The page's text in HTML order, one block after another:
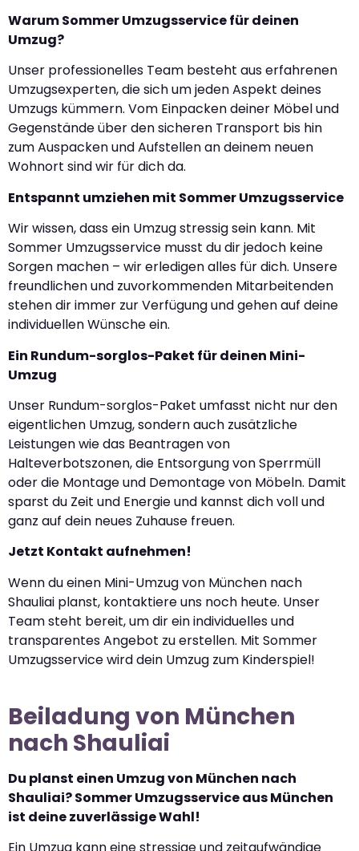
Warum Sommer Umzugsservice für deinen
Umzug?
Unser professionelles Team besteht aus erfahrenen
Umzugsexperten, die sich um jeden Aspekt deines
Umzugs kümmern. Vom Einpacken deiner Möbel und
Gegenstände über den sicheren Transport bis hin
zum Auspacken und Aufstellen an deinem neuen
Wohnort sind wir für dich da.
Entspannt umziehen mit Sommer Umzugsservice
Wir wissen, dass ein Umzug stressig sein kann. Mit
Sommer Umzugsservice musst du dir jedoch keine
Sorgen machen – wir erledigen alles für dich. Unsere
freundlichen und zuvorkommenden Mitarbeitenden
stehen dir immer zur Verfügung und gehen auf deine
individuellen Wünsche ein.
Ein Rundum-sorglos-Paket für deinen Mini-
Umzug
Unser Rundum-sorglos-Paket umfasst nicht nur den
eigentlichen Umzug, sondern auch zusätzliche
Leistungen wie das Beantragen von
Halteverbotszonen, die Entsorgung von Sperrmüll
oder die Montage und Demontage von Möbeln. Damit
sparst du Zeit und Energie und kannst dich voll und
ganz auf dein neues Zuhause freuen.
Jetzt Kontakt aufnehmen!
Wenn du einen Mini-Umzug von München nach
Shauliai planst, kontaktiere uns noch heute. Unser
Team steht bereit, um dir ein individuelles und
transparentes Angebot zu erstellen. Mit Sommer
Umzugsservice wird dein Umzug zum Kinderspiel!
Beiladung von München
nach Shauliai
Du planst einen Umzug von München nach
Shauliai? Sommer Umzugsservice aus München
ist deine zuverlässige Wahl!